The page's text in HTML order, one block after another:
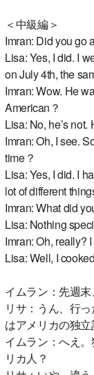
＜中級編＞
Imran: Did you go
Lisa: Yes, I did. I
on July 4th, the
Imran: Wow. He
American？
Lisa: No, he’s not.
Imran: Oh, I see.
time？
Lisa: Yes, I did. I
lot of different
Imran: What did
Lisa: Nothing
Imran: Oh, really?
Lisa: Well, I
イムラン：先週
リサ：うん、行
はアメリカの独立
イムラン：へえ
リカ人？